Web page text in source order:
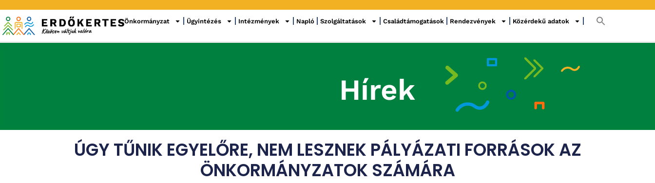
Önkormányzat Ügyintézés Intézmények Napló Szolgáltatások Családtámogatások Rendezvények Közérdekű adatok
Hírek
ÚGY TŰNIK EGYELŐRE, NEM LESZNEK PÁLYÁZATI FORRÁSOK AZ
ÖNKORMÁNYZATOK SZÁMÁRA